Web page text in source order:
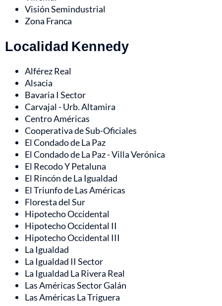
Visión Semindustrial
Zona Franca
Localidad Kennedy
Alférez Real
Alsacia
Bavaria I Sector
Carvajal - Urb. Altamira
Centro Américas
Cooperativa de Sub-Oficiales
El Condado de La Paz
El Condado de La Paz - Villa Verónica
El Recodo Y Petaluna
El Rincón de La Igualdad
El Triunfo de Las Américas
Floresta del Sur
Hipotecho Occidental
Hipotecho Occidental II
Hipotecho Occidental III
La Igualdad
La Igualdad II Sector
La Igualdad La Rivera Real
Las Américas Sector Galán
Las Américas La Triguera